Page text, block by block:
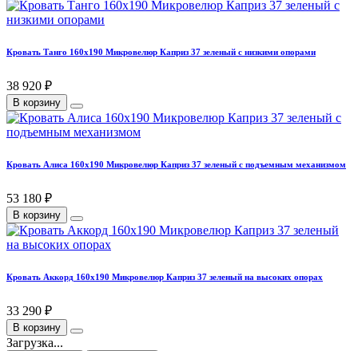
Кровать Танго 160х190 Микровелюр Каприз 37 зеленый с низкими опорами
38 920 ₽
В корзину
Кровать Алиса 160х190 Микровелюр Каприз 37 зеленый с подъемным механизмом
53 180 ₽
В корзину
Кровать Аккорд 160х190 Микровелюр Каприз 37 зеленый на высоких опорах
33 290 ₽
В корзину
Загрузка...